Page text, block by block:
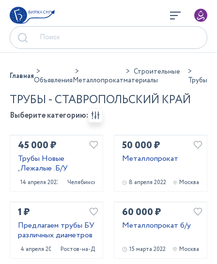
БИРЖА СНГ
ГлавнаяОбъявленияМеталлопрокат
Строительные
материалы
Трубы
ТРУБЫ - СТАВРОПОЛЬСКИЙ КРАЙ
Выберите категорию:
45 000 ₽
Трубы Новые
,Лежалые .Б/У
14 апреля 2023 Челябинск
50 000 ₽
Металлопрокат
8 апреля 2022 Москва
1 ₽
Предлагаем трубы БУ
различных диаметров
4 апреля 2022 Ростов-на-Дону
60 000 ₽
Металлопрокат б/у
15 марта 2022 Москва